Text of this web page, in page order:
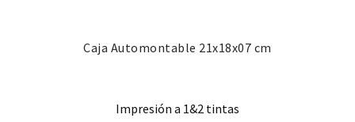
Caja Automontable 21x18x07 cm
Impresión a 1&2 tintas